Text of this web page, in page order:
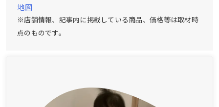
地図
※店舗情報、記事内に掲載している商品、価格等は取材時
点のものです。